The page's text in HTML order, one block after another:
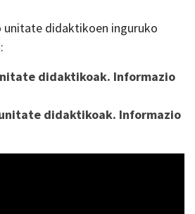
unitate didaktikoen inguruko
didaktikoak. Informazio
didaktikoak. Informazio